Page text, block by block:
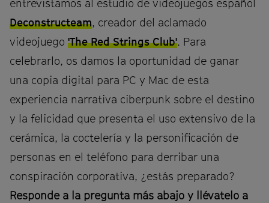
n
c
i
entrevistamos al estudio de videojuegos español
Deconstructeam, creador del aclamado
videojuego 'The Red Strings Club'. Para
celebrarlo, os damos la oportunidad de ganar
una copia digital para PC y Mac de esta
experiencia narrativa ciberpunk sobre el destino
y la felicidad que presenta el uso extensivo de la
cerámica, la coctelería y la personificación de
personas en el teléfono para derribar una
conspiración corporativa, ¿estás preparado?
Responde a la pregunta más abajo y llévatelo a